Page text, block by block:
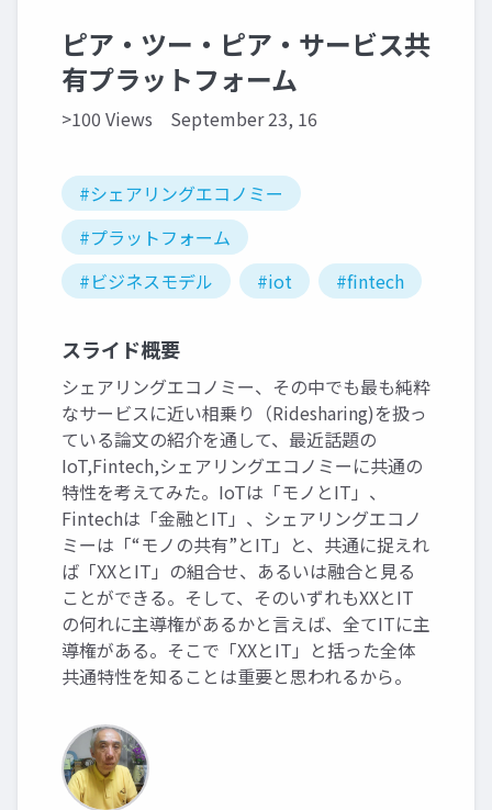
ピア・ツー・ピア・サービス共
有プラットフォーム
>100 Views September 23, 16
#シェアリングエコノミー
#プラットフォーム
#ビジネスモデル
#iot #fintech
スライド概要
シェアリングエコノミー、その中でも最も純粋
なサービスに近い相乗り（Ridesharing)を扱っ
ている論文の紹介を通して、最近話題の
IoT,Fintech,シェアリングエコノミーに共通の
特性を考えてみた。IoTは「モノとIT」、
Fintechは「金融とIT」、シェアリングエコノ
ミーは「“モノの共有”とIT」と、共通に捉えれ
ば「XXとIT」の組合せ、あるいは融合と見る
ことができる。そして、そのいずれもXXとIT
の何れに主導権があるかと言えば、全てITに主
導権がある。そこで「XXとIT」と括った全体
共通特性を知ることは重要と思われるから。